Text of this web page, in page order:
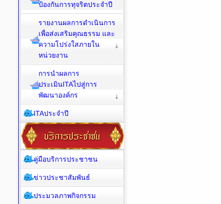
ป้องกันการทุจริตประจำปี
รายงานผลการดำเนินการ
เพื่อส่งเสริมคุณธรรม และ
ความโปร่งใสภายใน
หน่วยงาน
การนำผลการ
ประเมินITAไปสู่การ
พัฒนาองค์กร
ITAประจำปี
คู่มือบริการประชาชน
ข่าวประชาสัมพันธ์
ประมวลภาพกิจกรรม